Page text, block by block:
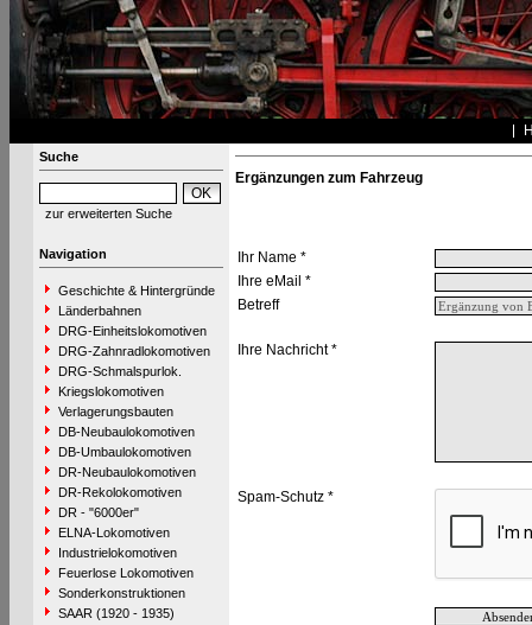
Suche
zur erweiterten Suche
Navigation
Geschichte & Hintergründe
Länderbahnen
DRG-Einheitslokomotiven
DRG-Zahnradlokomotiven
DRG-Schmalspurlok.
Kriegslokomotiven
Verlagerungsbauten
DB-Neubaulokomotiven
DB-Umbaulokomotiven
DR-Neubaulokomotiven
DR-Rekolokomotiven
DR - "6000er"
ELNA-Lokomotiven
Industrielokomotiven
Feuerlose Lokomotiven
Sonderkonstruktionen
SAAR (1920 - 1935)
Ergänzungen zum Fahrzeug
Ihr Name *
Ihre eMail *
Betreff
Ihre Nachricht *
Spam-Schutz *